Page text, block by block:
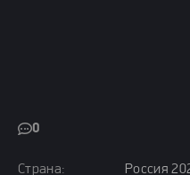
Страна:
Россия
0